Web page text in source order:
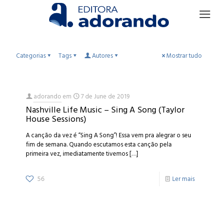
Categorias Tags Autores Mostrar tudo
adorandoem 7 de June de 2019
Nashville Life Music – Sing A Song (Taylor
House Sessions)
A canção da vez é “Sing A Song”! Essa vem pra alegrar o seu
fim de semana. Quando escutamos esta canção pela
primeira vez, imediatamente tivemos[…]
56 Ler mais